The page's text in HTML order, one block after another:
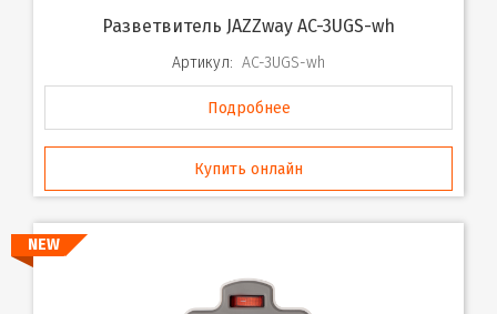
Разветвитель JAZZway AC-3UGS-wh
Артикул: AC-3UGS-wh
Подробнее
Купить онлайн
NEW